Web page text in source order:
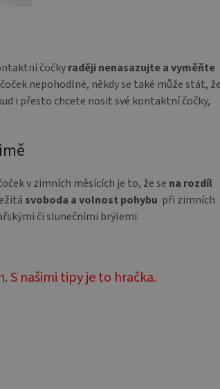
čočkyraději nenasazujte a vyměňte
nepohodlné, někdy se také může stát,
i přesto chcete nosit své kontaktní čočky,
v zimních měsících je to, že se na rozdíl
svoboda a volnost pohybu při zimních
či slunečními brýlemi.
S našimi tipy je to hračka.